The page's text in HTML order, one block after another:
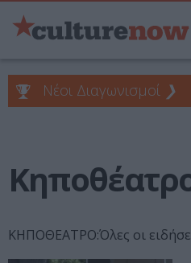
Νέοι Διαγωνισμοί ❯
ΚΗΠΟΘΕΑΤΡΟ:Όλες οι